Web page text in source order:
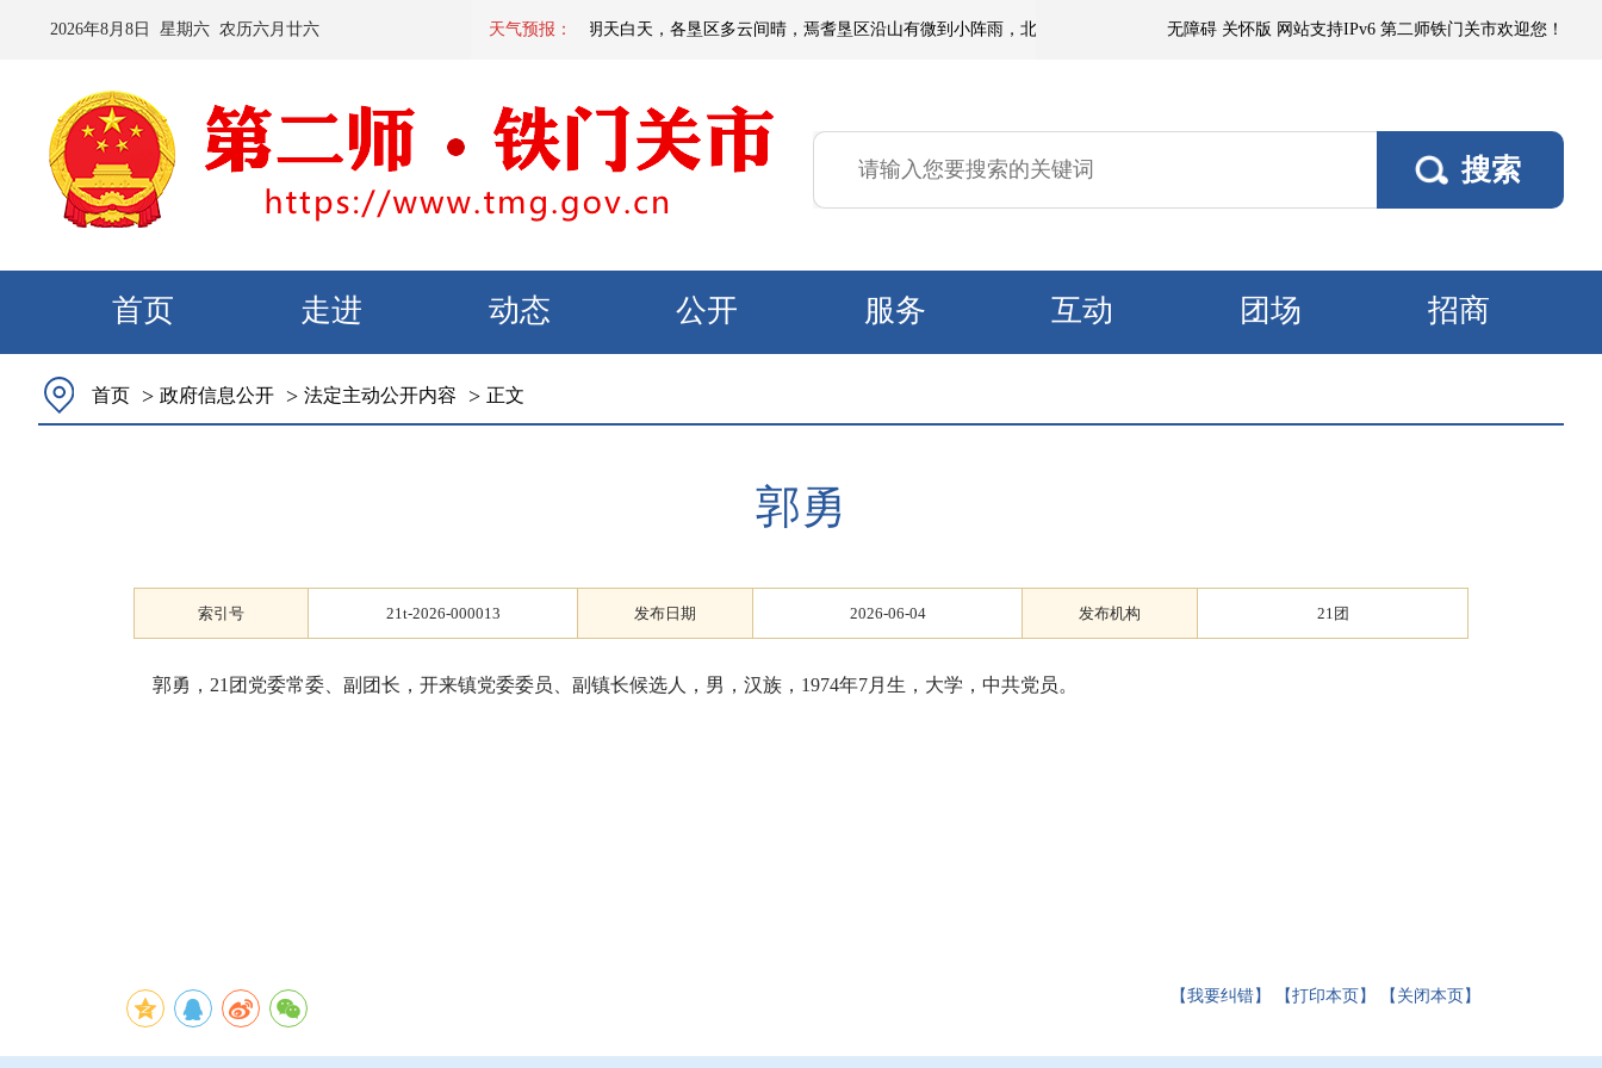
2026年8月 8 日 星期六 农历六月廿六 天气预报：
预计：今天夜间到明天白天，各垦区多云间晴，焉耆垦区沿山有微到小阵雨，北部垦区风力3～4级、阵风5～6级；塔里木垦区、且若垦区有浮尘或短时扬
无障碍 关怀版 网站支持IPv6 第二师铁门关市欢迎您！
首页 走进 动态 公开 服务 互动 团场 招商
首页 > 政府信息公开 > 法定主动公开内容 > 正文
郭勇
索引号 21t-2026-000013 发布日期 2026-06-04 发布机构 21团
郭勇，21团党委常委、副团长，开来镇党委委员、副镇长候选人，男，汉族，1974年7月生，大学，中共党员。
【我要纠错】 【打印本页】 【关闭本页】